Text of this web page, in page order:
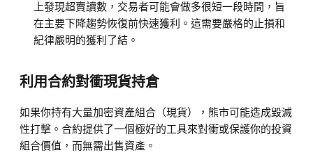
上發現超賣讀數，交易者可能會做多很短一段時間，旨
在主要下降趨勢恢復前快速獲利。這需要嚴格的止損和
紀律嚴明的獲利了結。
利用合約對衝現貨持倉
如果你持有大量加密資產組合（現貨），熊市可能造成毀滅
性打擊。合約提供了一個極好的工具來對衝或保護你的投資
組合價值，而無需出售資產。